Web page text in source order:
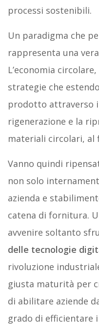
processi sostenibili.
Un paradigma che
rappresenta una
L’economia
strategie che
prodotto attraverso
rigenerazione e la
materiali circolari,
Vanno quindi
non solo
azienda e
catena di fornitura.
avvenire soltanto
delle tecnologie
rivoluzione
giusta maturità per
di abilitare aziende
grado di efficientare